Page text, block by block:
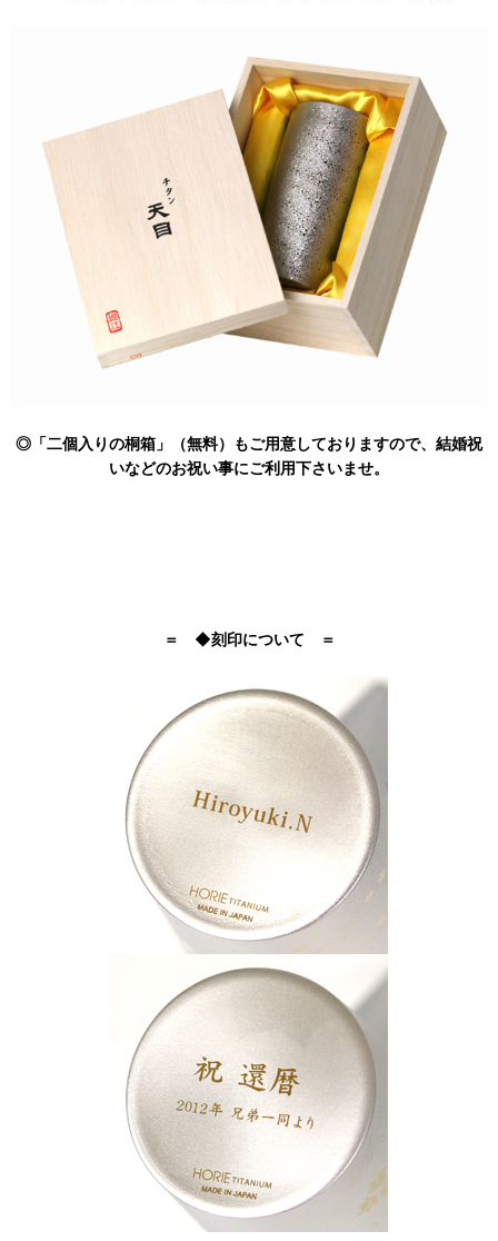
◎「二個入りの桐箱」（無料）もご用意しておりますので、結婚祝
いなどのお祝い事にご利用下さいませ。
＝ ◆刻印について ＝